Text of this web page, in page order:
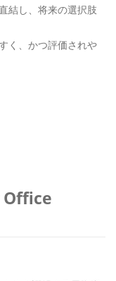
結し、将来の選択肢
く、かつ評価されや
Office